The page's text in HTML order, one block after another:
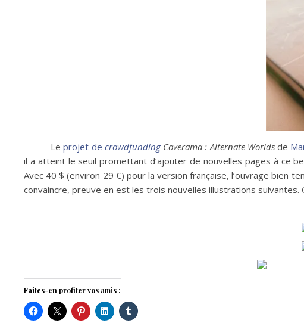
Leprojet de crowdfunding Coverama : Alternate Worldsde
il a atteint le seuil promettant d’ajouter de nouvelles pages à ce
Avec 40 $ (environ 29 €) pour la version française, l’ouvrage bien
convaincre, preuve en est les trois nouvelles illustrations
Faites-en profiter vos amis :